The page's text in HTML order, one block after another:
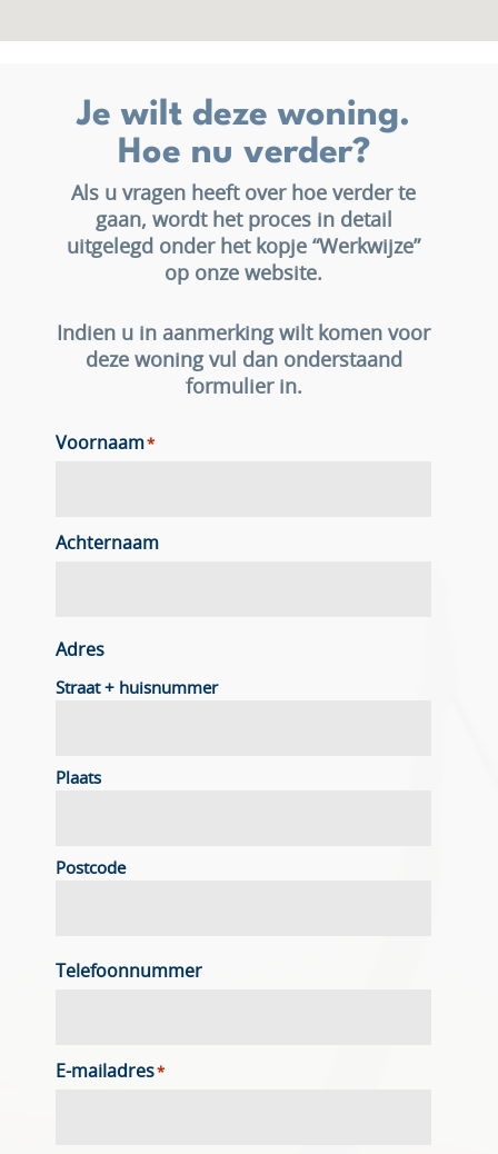
Je wilt deze woning.
Hoe nu verder?
Als u vragen heeft over hoe verder te
gaan, wordt het proces in detail
uitgelegd onder het kopje “Werkwijze”
op onze website.
Indien u in aanmerking wilt komen voor
deze woning vul dan onderstaand
formulier in.
Voornaam*
Achternaam
Adres
Straat + huisnummer
Plaats
Postcode
Telefoonnummer
E-mailadres*